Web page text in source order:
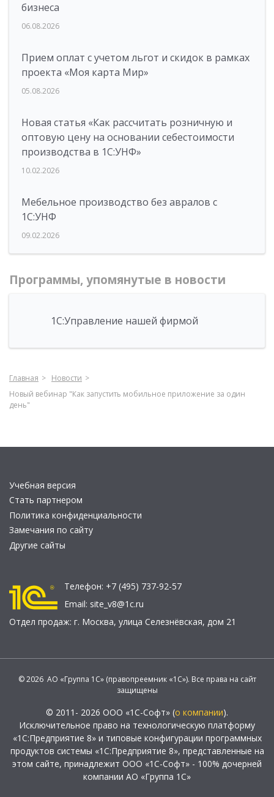
бизнеса
06.08.2026
Прием оплат с учетом льгот и скидок в рамках
проекта «Моя карта Мир»
05.08.2026
Новая статья «Как рассчитать розничную и
оптовую цену на основании себестоимости
производства в 1С:УНФ»
10.02.2026
Мебельное производство без авралов с
1С:УНФ
09.02.2026
Программы, упомянутые в новости
1С:Управление нашей фирмой
Главная
Новости
Новый вебинар "Как запустить мобильное приложение за один
день"
Учебная версия
Стать партнером
Политика конфиденциальности
Замечания по сайту
Другие сайты
Телефон: +7 (495) 737-92-57
Email: site_v8@1c.ru
Отдел продаж: г. Москва, улица Селезнёвская, дом 21
© 2026 АО «Группа 1С» (правопреемник «1С»). Все права на сайт
защищены
© 2011- 2026 ООО «1С-Софт» (о компании).
Исключительное право на технологическую платформу
«1С:Предприятие 8» и типовые конфигурации программных
продуктов системы «1С:Предприятие 8», представленные на
этом сайте, принадлежит ООО «1С-Софт» - 100% дочерней
компании АО «Группа 1С»